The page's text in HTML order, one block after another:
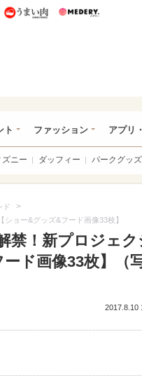
うまいパン うまい肉
ト ファッション アプリ
ニー ダッフィー パークグッズ
ド >
ョー&グッズ&フード画像33枚】
禁！新プロジェク
ド画像33枚】（
2017.8.10